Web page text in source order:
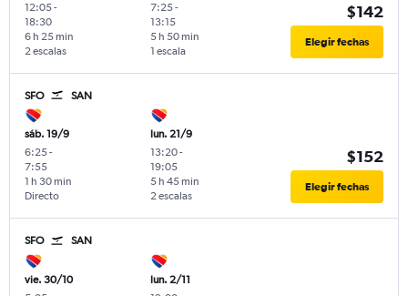
12:05-
18:30
2 escalas
6 h 25 min
7:25-
13:15
1 escala
5 h 50 min
$142
Elegir fechas
SFO SAN
sáb. 19/9
6:25-
7:55
Directo
1 h 30 min
lun. 21/9
13:20-
19:05
2 escalas
5 h 45 min
$152
Elegir fechas
SFO SAN
vie. 30/10
lun. 2/11